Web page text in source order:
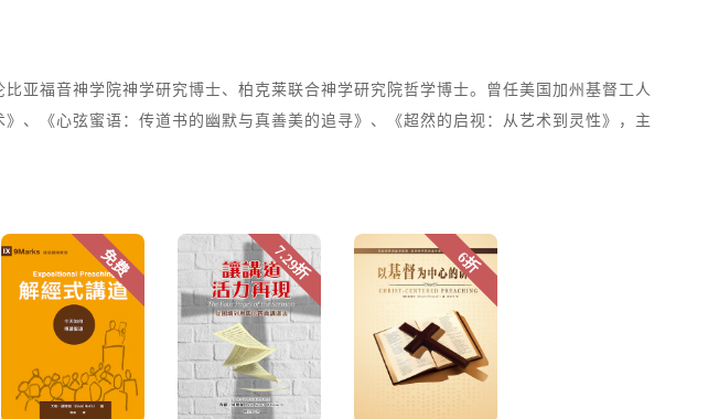
亚福音神学院神学研究博士、柏克莱联合神学研究院哲学博士。曾任美国加州基督工人
《心弦蜜语：传道书的幽默与真善美的追寻》、《超然的启视：从艺术到灵性》，主